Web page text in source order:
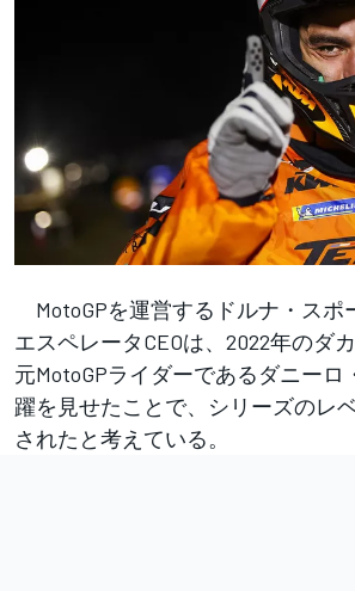
MotoGPを運営するドルナ・スポ
エスペレータCEOは、2022年のダ
元MotoGPライダーであるダニー
躍を見せたことで、シリーズのレ
されたと考えている。